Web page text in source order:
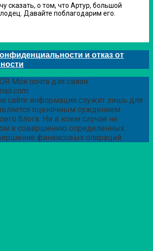
сказать, о том, что Артур, большой
Давайте поблагодарим его.
и отказ от
Моя почта для связи:
сайте информация служит лишь для
оценочным суждением
блога. Ни в коем случае не
к совершению определенных
финансовых операций.